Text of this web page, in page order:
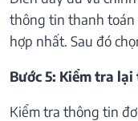
thông tin thanh toán
hợp nhất. Sau đó
Bước 5: Kiểm tra
Kiểm tra thông tin